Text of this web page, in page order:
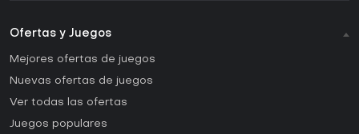
Ofertas y Juegos
Mejores ofertas de juegos
Nuevas ofertas de juegos
Ver todas las ofertas
Juegos populares